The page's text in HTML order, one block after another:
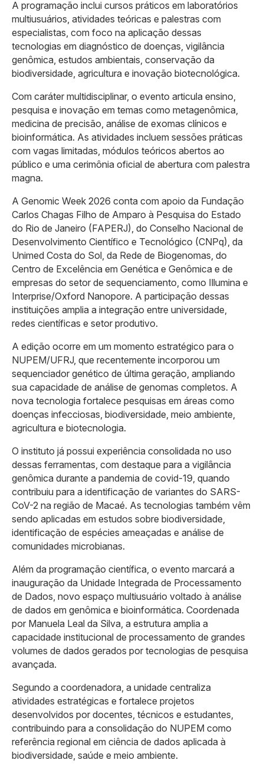
A programação inclui cursos práticos em laboratórios
multiusuários, atividades teóricas e palestras com
especialistas, com foco na aplicação dessas
tecnologias em diagnóstico de doenças, vigilância
genômica, estudos ambientais, conservação da
biodiversidade, agricultura e inovação biotecnológica.
Com caráter multidisciplinar, o evento articula ensino,
pesquisa e inovação em temas como metagenômica,
medicina de precisão, análise de exomas clínicos e
bioinformática. As atividades incluem sessões práticas
com vagas limitadas, módulos teóricos abertos ao
público e uma cerimônia oficial de abertura com palestra
magna.
A Genomic Week 2026 conta com apoio da Fundação
Carlos Chagas Filho de Amparo à Pesquisa do Estado
do Rio de Janeiro (FAPERJ), do Conselho Nacional de
Desenvolvimento Científico e Tecnológico (CNPq), da
Unimed Costa do Sol, da Rede de Biogenomas, do
Centro de Excelência em Genética e Genômica e de
empresas do setor de sequenciamento, como Illumina e
Interprise/Oxford Nanopore. A participação dessas
instituições amplia a integração entre universidade,
redes científicas e setor produtivo.
A edição ocorre em um momento estratégico para o
NUPEM/UFRJ, que recentemente incorporou um
sequenciador genético de última geração, ampliando
sua capacidade de análise de genomas completos. A
nova tecnologia fortalece pesquisas em áreas como
doenças infecciosas, biodiversidade, meio ambiente,
agricultura e biotecnologia.
O instituto já possui experiência consolidada no uso
dessas ferramentas, com destaque para a vigilância
genômica durante a pandemia de covid-19, quando
contribuiu para a identificação de variantes do SARS-
CoV-2 na região de Macaé. As tecnologias também vêm
sendo aplicadas em estudos sobre biodiversidade,
identificação de espécies ameaçadas e análise de
comunidades microbianas.
Além da programação científica, o evento marcará a
inauguração da Unidade Integrada de Processamento
de Dados, novo espaço multiusuário voltado à análise
de dados em genômica e bioinformática. Coordenada
por Manuela Leal da Silva, a estrutura amplia a
capacidade institucional de processamento de grandes
volumes de dados gerados por tecnologias de pesquisa
avançada.
Segundo a coordenadora, a unidade centraliza
atividades estratégicas e fortalece projetos
desenvolvidos por docentes, técnicos e estudantes,
contribuindo para a consolidação do NUPEM como
referência regional em ciência de dados aplicada à
biodiversidade, saúde e meio ambiente.